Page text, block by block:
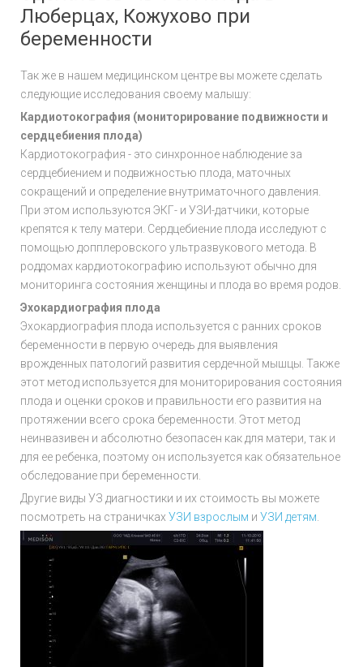
Люберцах, Кожухово при
беременности
Так же в нашем медицинском центре вы можете сделать
следующие исследования своему малышу:
Кардиотокография (мониторирование подвижности и
сердцебиения плода)
Кардиотокография - это синхронное наблюдение за
сердцебиением и подвижностью плода, маточных
сокращений и определение внутриматочного давления.
При этом используются ЭКГ- и УЗИ-датчики, которые
крепятся к телу матери. Сердцебиение плода исследуют с
помощью допплеровского ультразвукового метода. В
роддомах кардиотокографию используют обычно для
мониторинга состояния женщины и плода во время родов.
Эхокардиография плода
Эхокардиография плода используется с ранних сроков
беременности в первую очередь для выявления
врожденных патологий развития сердечной мышцы. Также
этот метод используется для мониторирования состояния
плода и оценки сроков и правильности его развития на
протяжении всего срока беременности. Этот метод
неинвазивен и абсолютно безопасен как для матери, так и
для ее ребенка, поэтому он используется как обязательное
обследование при беременности.
Другие виды УЗ диагностики и их стоимость вы можете
посмотреть на страничках УЗИ взрослым и УЗИ детям.